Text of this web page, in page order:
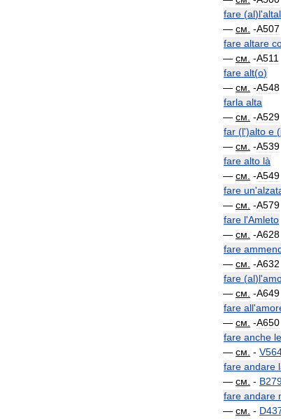
fare (al)l'
— см -A507
fare altare
— см -A511
fare alt(o)
— см -A548
farla alta
— см -A529
far (l')alto e (
— см -A539
fare alto là
— см -A549
fare un'
— см -A579
fare l'Amleto
— см -A628
fare
— см -A632
fare (al)l'
— см -A649
fare all'
— см -A650
fare anche le
— см -
fare andare
— см -
fare andare
— см -